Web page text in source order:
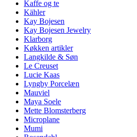
Kaffe og te
Kähler
Kay Bojesen
Kay Bojesen Jewelry
Klarborg
Køkken artikler
Langkilde & Søn
Le Creuset
Lucie Kaas
Lyngby Porcelæn
Mauviel
Maya Soele
Mette Blomsterberg
Microplane
Mumi